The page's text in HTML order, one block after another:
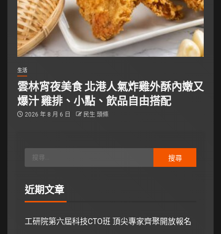
生活
雲林宵夜美食 北港人氣炸雞外酥內嫩又
爆汁 雞排、小點、飲品自由搭配
2026 年 8 月 6 日 民生 頭條
近期文章
工研院第六屆科技CTO班 頂尖專家齊聚開放報名